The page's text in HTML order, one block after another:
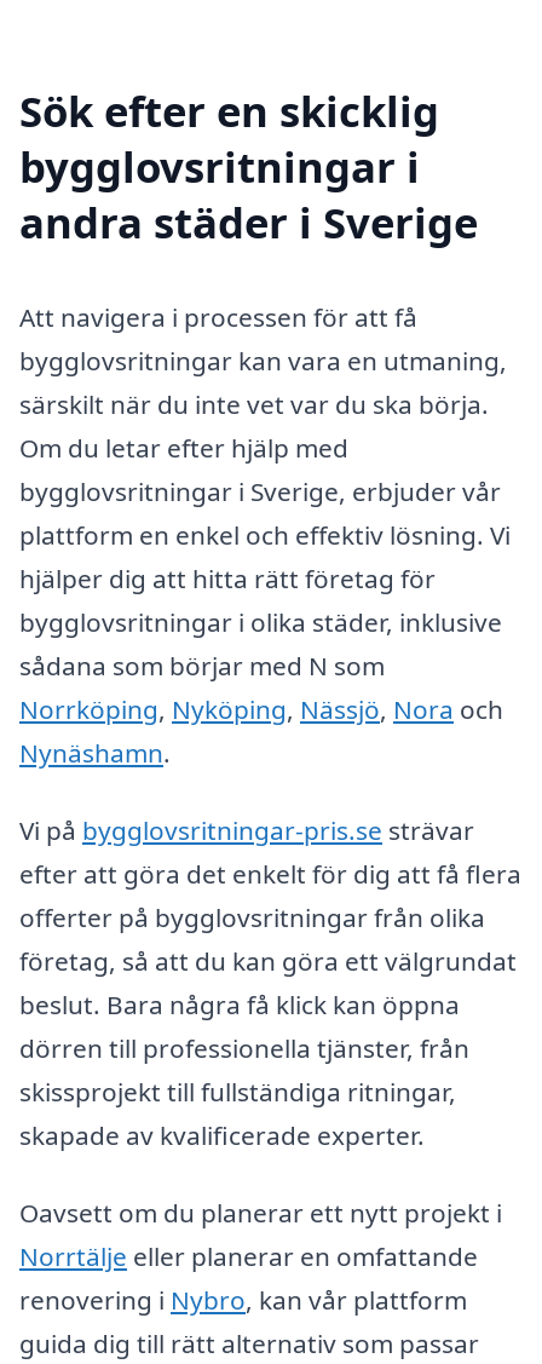
Sök efter en skicklig
bygglovsritningar i
andra städer i Sverige
Att navigera i processen för att få
bygglovsritningar kan vara en utmaning,
särskilt när du inte vet var du ska börja.
Om du letar efter hjälp med
bygglovsritningar i Sverige, erbjuder vår
plattform en enkel och effektiv lösning. Vi
hjälper dig att hitta rätt företag för
bygglovsritningar i olika städer, inklusive
sådana som börjar med N som
Norrköping, Nyköping, Nässjö, Nora och
Nynäshamn.
Vi på bygglovsritningar-pris.se strävar
efter att göra det enkelt för dig att få flera
offerter på bygglovsritningar från olika
företag, så att du kan göra ett välgrundat
beslut. Bara några få klick kan öppna
dörren till professionella tjänster, från
skissprojekt till fullständiga ritningar,
skapade av kvalificerade experter.
Oavsett om du planerar ett nytt projekt i
Norrtälje eller planerar en omfattande
renovering i Nybro, kan vår plattform
guida dig till rätt alternativ som passar